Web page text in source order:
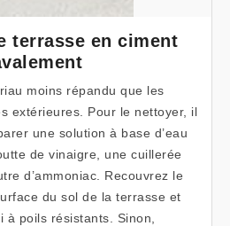
terrasse en ciment
moins répandu que les
extérieures. Pour le nettoyer, il
une solution à base d’eau
de vinaigre, une cuillerée
d’ammoniac. Recouvrez le
du sol de la terrasse et
poils résistants. Sinon,